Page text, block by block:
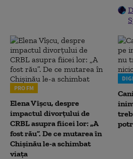
PRO FM
Elena Vîșcu, despre
impactul divorțului de
CRBL asupra fiicei lor: „A
fost rău”. De ce mutarea în
Chișinău le-a schimbat
viața